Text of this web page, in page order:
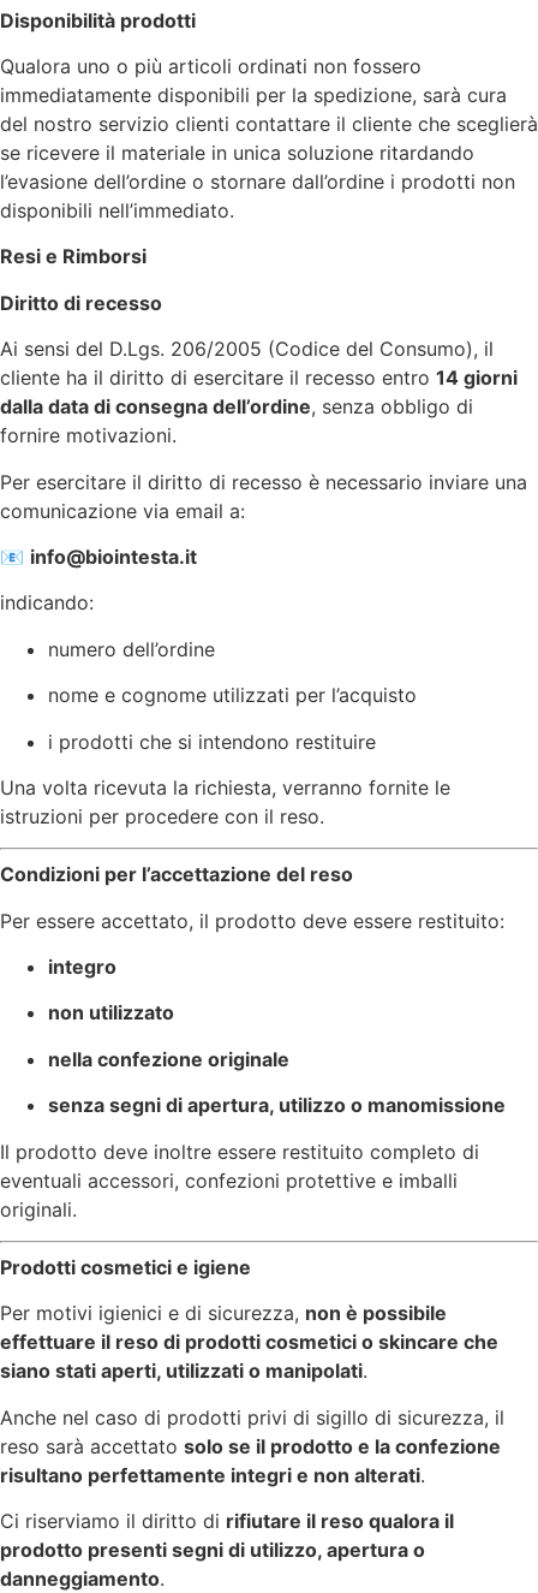
Disponibilità prodotti
Qualora uno o più articoli ordinati non fossero
immediatamente disponibili per la spedizione, sarà cura
del nostro servizio clienti contattare il cliente che sceglierà
se ricevere il materiale in unica soluzione ritardando
l’evasione dell’ordine o stornare dall’ordine i prodotti non
disponibili nell’immediato.
Resi e Rimborsi
Diritto di recesso
Ai sensi del D.Lgs. 206/2005 (Codice del Consumo), il
cliente ha il diritto di esercitare il recesso entro 14 giorni
dalla data di consegna dell’ordine, senza obbligo di
fornire motivazioni.
Per esercitare il diritto di recesso è necessario inviare una
comunicazione via email a:
📧 info@biointesta.it
indicando:
numero dell’ordine
nome e cognome utilizzati per l’acquisto
i prodotti che si intendono restituire
Una volta ricevuta la richiesta, verranno fornite le
istruzioni per procedere con il reso.
Condizioni per l’accettazione del reso
Per essere accettato, il prodotto deve essere restituito:
integro
non utilizzato
nella confezione originale
senza segni di apertura, utilizzo o manomissione
Il prodotto deve inoltre essere restituito completo di
eventuali accessori, confezioni protettive e imballi
originali.
Prodotti cosmetici e igiene
Per motivi igienici e di sicurezza, non è possibile
effettuare il reso di prodotti cosmetici o skincare che
siano stati aperti, utilizzati o manipolati.
Anche nel caso di prodotti privi di sigillo di sicurezza, il
reso sarà accettato solo se il prodotto e la confezione
risultano perfettamente integri e non alterati.
Ci riserviamo il diritto di rifiutare il reso qualora il
prodotto presenti segni di utilizzo, apertura o
danneggiamento.